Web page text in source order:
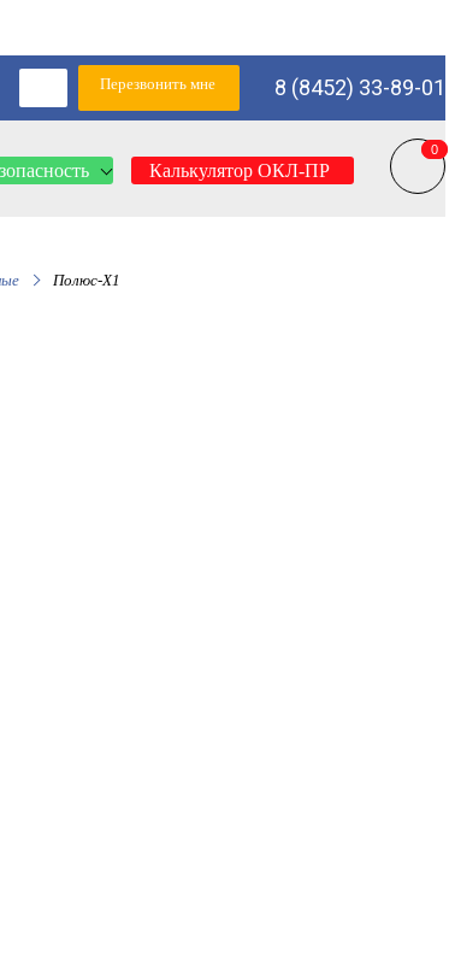
Перезвонить мне 8 (8452) 33-89-01
0
0
Калькулятор ОКЛ-ПР
Полюс-X1